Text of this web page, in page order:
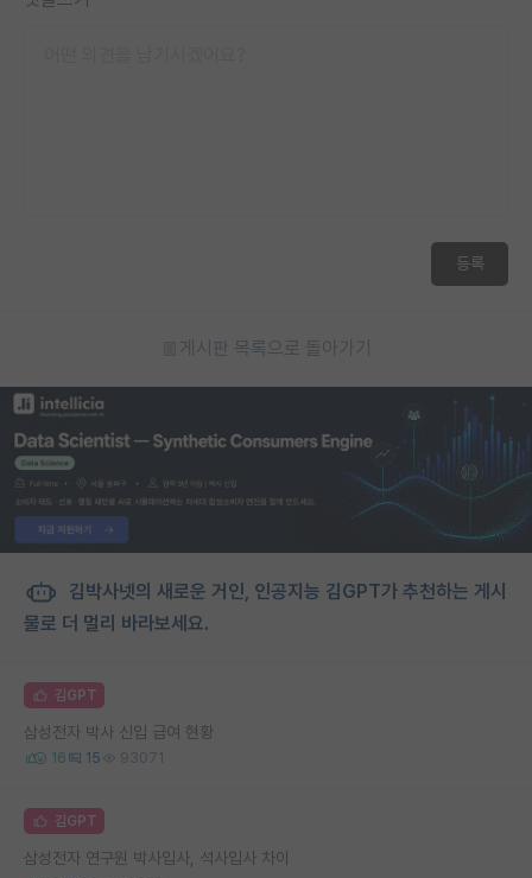
등록
게시판 목록으로 돌아가기
김박사넷의 새로운 거인, 인공지능 김GPT가 추천하는 게시
물로 더 멀리 바라보세요.
김GPT
삼성전자 박사 신입 급여 현황
16 15 93071
김GPT
삼성전자 연구원 박사입사, 석사입사 차이